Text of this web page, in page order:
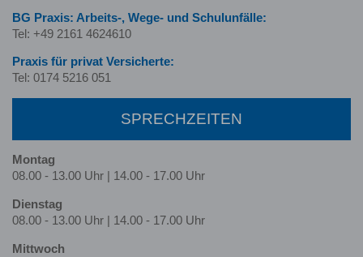
BG Praxis: Arbeits-, Wege- und Schulunfälle:
Tel: +49 2161 4624610
Praxis für privat Versicherte:
Tel: 0174 5216 051
SPRECHZEITEN
Montag
08.00 - 13.00 Uhr | 14.00 - 17.00 Uhr
Dienstag
08.00 - 13.00 Uhr | 14.00 - 17.00 Uhr
Mittwoch